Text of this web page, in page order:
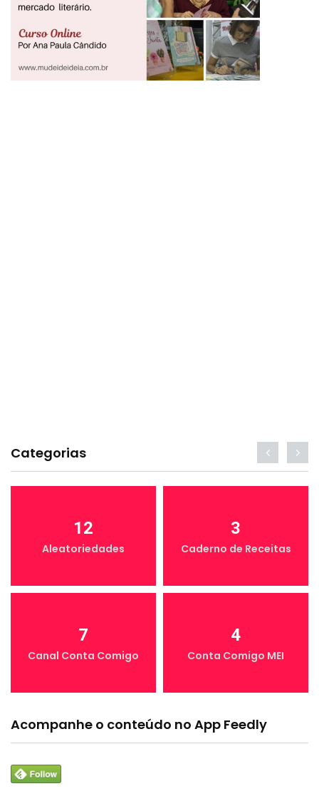
Categorias
12
Aleatoriedades
3
Caderno de Receitas
7
Canal Conta Comigo
4
Conta Comigo MEI
Acompanhe o conteúdo no App Feedly